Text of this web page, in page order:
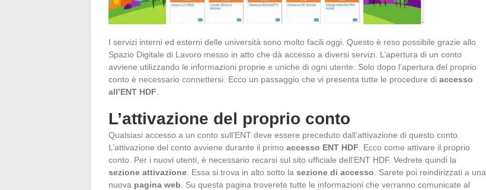
I servizi interni ed esterni delle università sono molto facili oggi. Questo è reso possibile grazie allo
Spazio Digitale di Lavoro messo in atto che dà accesso a diversi servizi. L’apertura di un conto
avviene utilizzando le informazioni proprie e uniche di ogni utente. Solo dopo l’apertura del proprio
conto è necessario connettersi. Ecco un passaggio che vi presenta tutte le procedure di accesso
all’ENT HDF
L’attivazione del proprio conto
Qualsiasi accesso a un conto sull’ENT deve essere preceduto dall’attivazione di questo conto.
L’attivazione del conto avviene durante il primo accesso ENT HDF . Ecco come attivare il proprio
conto. Per i nuovi utenti, è necessario recarsi sul sito ufficiale dell’ENT HDF. Vedrete quindi la
sezione attivazione . Essa si trova in alto sotto la sezione di accesso . Sarete poi reindirizzati a una
nuova pagina web . Su questa pagina troverete tutte le informazioni che verranno comunicate al